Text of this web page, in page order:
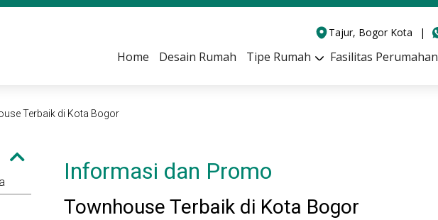
Tajur, Bogor Kota |
Home Desain Rumah Tipe Rumah Fasilitas Perumahan
Terbaik di Kota Bogor
Informasi dan Promo
Townhouse Terbaik di Kota Bogor